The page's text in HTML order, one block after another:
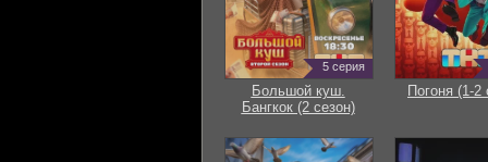
5 серия
Большой куш.
Бангкок (2 сезон)
Погоня (1-2